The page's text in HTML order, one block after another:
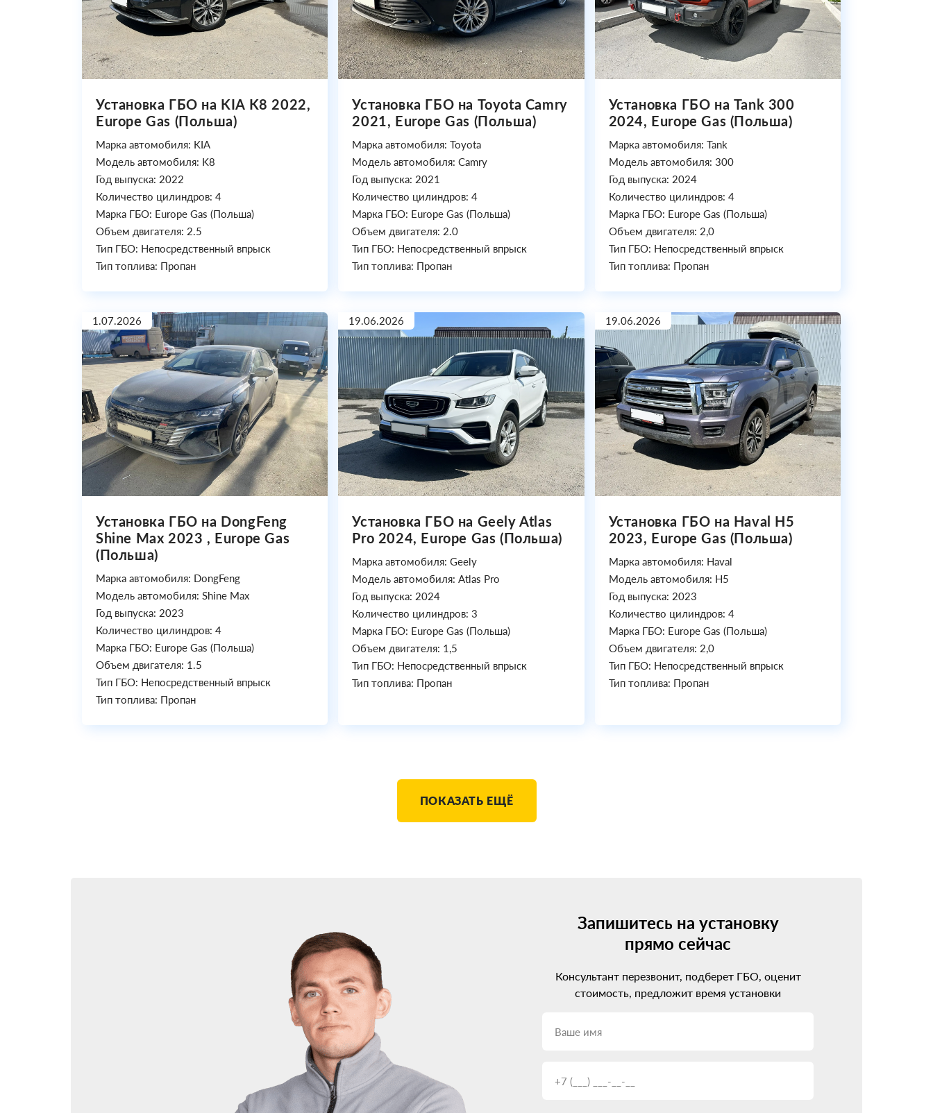
Установка ГБО на KIA K8 2022,
Europe Gas (Польша)
Марка автомобиля: KIA
Модель автомобиля: K8
Год выпуска: 2022
Количество цилиндров: 4
Марка ГБО: Europe Gas (Польша)
Объем двигателя: 2.5
Тип ГБО: Непосредственный впрыск
Тип топлива: Пропан
Установка ГБО на Toyota Camry
2021, Europe Gas (Польша)
Марка автомобиля: Toyota
Модель автомобиля: Camry
Год выпуска: 2021
Количество цилиндров: 4
Марка ГБО: Europe Gas (Польша)
Объем двигателя: 2.0
Тип ГБО: Непосредственный впрыск
Тип топлива: Пропан
Установка ГБО на Tank 300
2024, Europe Gas (Польша)
Марка автомобиля: Tank
Модель автомобиля: 300
Год выпуска: 2024
Количество цилиндров: 4
Марка ГБО: Europe Gas (Польша)
Объем двигателя: 2,0
Тип ГБО: Непосредственный впрыск
Тип топлива: Пропан
1.07.2026
Установка ГБО на DongFeng
Shine Max 2023 , Europe Gas
(Польша)
Марка автомобиля: DongFeng
Модель автомобиля: Shine Max
Год выпуска: 2023
Количество цилиндров: 4
Марка ГБО: Europe Gas (Польша)
Объем двигателя: 1.5
Тип ГБО: Непосредственный впрыск
Тип топлива: Пропан
19.06.2026
Установка ГБО на Geely Atlas
Pro 2024, Europe Gas (Польша)
Марка автомобиля: Geely
Модель автомобиля: Atlas Pro
Год выпуска: 2024
Количество цилиндров: 3
Марка ГБО: Europe Gas (Польша)
Объем двигателя: 1,5
Тип ГБО: Непосредственный впрыск
Тип топлива: Пропан
19.06.2026
Установка ГБО на Haval H5
2023, Europe Gas (Польша)
Марка автомобиля: Haval
Модель автомобиля: H5
Год выпуска: 2023
Количество цилиндров: 4
Марка ГБО: Europe Gas (Польша)
Объем двигателя: 2,0
Тип ГБО: Непосредственный впрыск
Тип топлива: Пропан
ПОКАЗАТЬ ЕЩЁ
Запишитесь на установку
прямо сейчас
Консультант перезвонит, подберет ГБО, оценит
стоимость, предложит время установки